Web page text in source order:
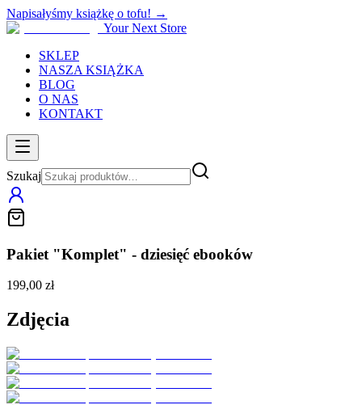
Napisałyśmy książkę o tofu! →
Your Next Store
SKLEP
NASZA KSIĄŻKA
BLOG
O NAS
KONTAKT
Szukaj
Pakiet "Komplet" - dziesięć ebooków
199,00 zł
Zdjęcia